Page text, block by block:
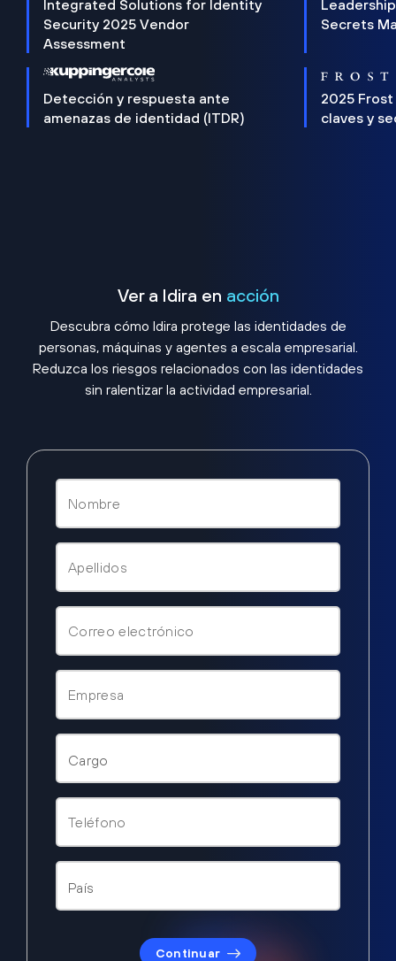
Integrated Solutions for Identity
Security 2025 Vendor
Assessment
Secrets
Detección y respuesta ante
amenazas de identidad (ITDR)
2025 Frost
claves y
Ver a Idira en acción
Descubra cómo Idira protege las identidades de
personas, máquinas y agentes a escala empresarial.
Reduzca los riesgos relacionados con las identidades
sin ralentizar la actividad empresarial.
Continuar